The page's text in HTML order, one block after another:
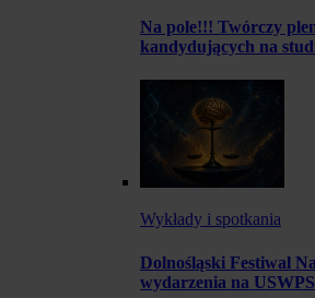
Na pole!!! Twórczy
kandydujących na
Wykłady i spotkania
Dolnośląski Festiwal
wydarzenia na USWPS